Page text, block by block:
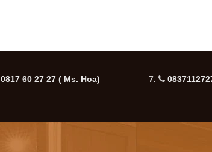
0817 60 27 27( Ms. Hoa) 7.